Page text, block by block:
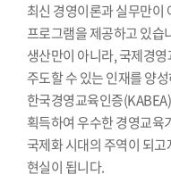
최신 경영이론과 실무만이
프로그램을 제공하고 있습
생산만이 아니라, 국제경
주도할 수 있는 인재를 양
한국경영교육인증
획득하여 우수한 경영교
국제화 시대의 주역이 되
현실이 됩니다.